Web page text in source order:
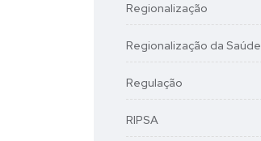
Regionalização
Regionalização da Saúde
Regulação
RIPSA